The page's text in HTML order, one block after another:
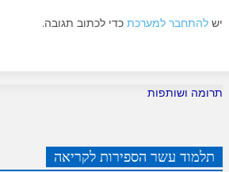
יש להתחבר למערכת כדי לכתוב תגובה.
תרומה ושותפות
תלמוד עשר הספירות לקריאה